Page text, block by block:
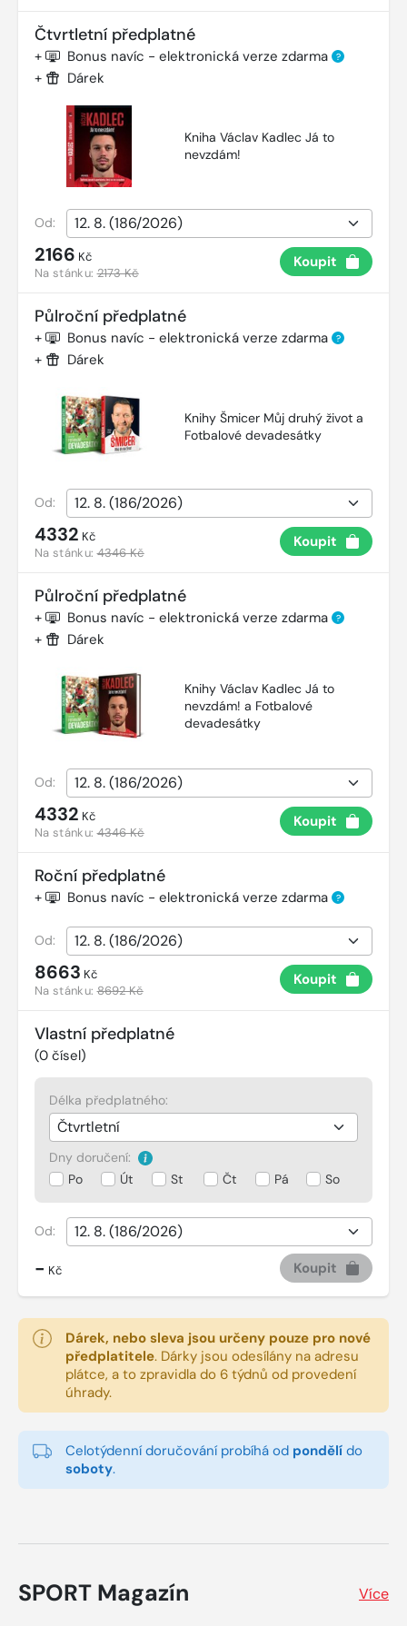
Čtvrtletní předplatné
+ Bonus navíc - elektronická verze zdarma ?
+ Dárek
Kniha Václav Kadlec Já to
nevzdám!
Od:
2166 Kč
Na stánku:2173 Kč
Koupit
Půlroční předplatné
+ Bonus navíc - elektronická verze zdarma ?
+ Dárek
Knihy Šmicer Můj druhý život a
Fotbalové devadesátky
Od:
4332 Kč
Na stánku:4346 Kč
Koupit
Půlroční předplatné
+ Bonus navíc - elektronická verze zdarma ?
+ Dárek
Knihy Václav Kadlec Já to
nevzdám! a Fotbalové
devadesátky
Od:
4332 Kč
Na stánku:4346 Kč
Koupit
Roční předplatné
+ Bonus navíc - elektronická verze zdarma ?
Od:
8663 Kč
Na stánku:8692 Kč
Koupit
Vlastní předplatné
(0 čísel)
Délka předplatného:
Dny doručení:
Po
Út St Čt Pá So
Od:
- Kč Koupit
Dárek, nebo sleva jsou určeny pouze pro nové
předplatitele. Dárky jsou odesílány na adresu
plátce, a to zpravidla do 6 týdnů od provedení
úhrady.
Celotýdenní doručování probíhá od pondělí do
soboty.
SPORT Magazín Více